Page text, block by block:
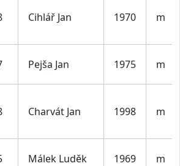
Cihlář Jan 1970 m
Pejša Jan 1975 m
Charvát Jan 1998 m
Málek Luděk 1969 m